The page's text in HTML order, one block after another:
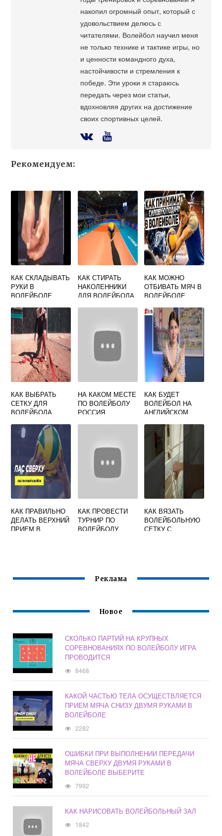
накопил огромный опыт, который с
удовольствием делюсь с
читателями. Волейбол научил меня
не только технике и тактике игры, но
и ценности командного духа,
настойчивости и стремления к
победе. Эти уроки я стараюсь
передать через мои статьи,
вдохновляя других на достижение
своих спортивных целей.
Рекомендуем:
КАК СКЛАДЫВАТЬ
РУКИ В
ВОЛЕЙБОЛЕ
КАК СТИРАТЬ
НАКОЛЕННИКИ
ДЛЯ ВОЛЕЙБОЛА
КАК МОЖНО
ОТБИВАТЬ МЯЧ В
ВОЛЕЙБОЛЕ
КАК ВЫБРАТЬ
СЕТКУ ДЛЯ
ВОЛЕЙБОЛА
НА КАКОМ МЕСТЕ
ПО ВОЛЕЙБОЛУ
РОССИЯ
КАК БУДЕТ
ВОЛЕЙБОЛ НА
АНГЛИЙСКОМ
ПЕРЕВОДОМ
КАК ПРАВИЛЬНО
ДЕЛАТЬ ВЕРХНИЙ
ПРИЕМ В
КАК ПРОВЕСТИ
ТУРНИР ПО
ВОЛЕЙБОЛУ
КАК ВЯЗАТЬ
ВОЛЕЙБОЛЬНУЮ
СЕТКУ С
Реклама
Новое
СКОЛЬКО ПАРТИЙ НА КРУПНЫХ
СОРЕВНОВАНИЯХ ПО ВОЛЕЙБОЛУ ИГРА
ПРОВОДИТСЯ
8468
КАКОЙ ЧАСТЬЮ ТЕЛА ОСУЩЕСТВЛЯЕТСЯ
ПРИЕМ МЯЧА СНИЗУ ДВУМЯ РУКАМИ В
ВОЛЕЙБОЛЕ
2282
ОШИБКИ ПРИ ВЫПОЛНЕНИИ ПЕРЕДАЧИ
МЯЧА СВЕРХУ ДВУМЯ РУКАМИ В
ВОЛЕЙБОЛЕ ВЫБЕРИТЕ
7992
КАК НАРИСОВАТЬ ВОЛЕЙБОЛЬНЫЙ ЗАЛ
1842